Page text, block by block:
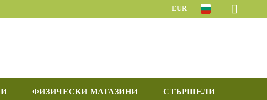
EUR
ФИЗИЧЕСКИ МАГАЗИНИ СТЪРШЕЛИ